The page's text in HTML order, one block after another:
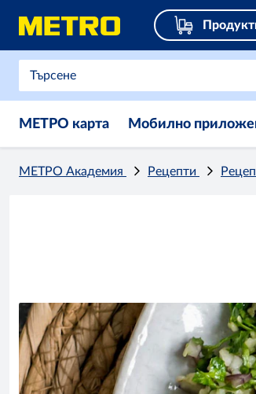
МЕТРО карта Мобилно
МЕТРО Академия Рецепти